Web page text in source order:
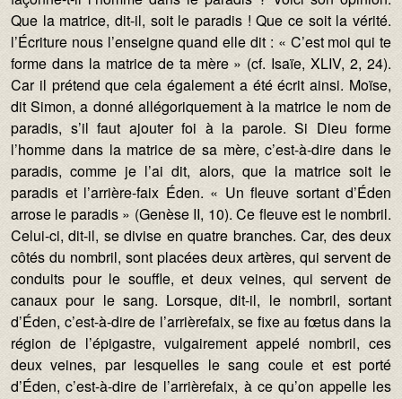
Que la matrice, dit-il, soit le paradis ! Que ce soit la vérité.
l’Écriture nous l’enseigne quand elle dit : « C’est moi qui te
forme dans la matrice de ta mère » (cf. Isaïe, XLIV, 2, 24).
Car il prétend que cela également a été écrit ainsi. Moïse,
dit Simon, a donné allégoriquement à la matrice le nom de
paradis, s’il faut ajouter foi à la parole. Si Dieu forme
l’homme dans la matrice de sa mère, c’est-à-dire dans le
paradis, comme je l’ai dit, alors, que la matrice soit le
paradis et l’arrière-faix Éden. « Un fleuve sortant d’Éden
arrose le paradis » (Genèse II, 10). Ce fleuve est le nombril.
Celui-ci, dit-il, se divise en quatre branches. Car, des deux
côtés du nombril, sont placées deux artères, qui servent de
conduits pour le souffle, et deux veines, qui servent de
canaux pour le sang. Lorsque, dit-il, le nombril, sortant
d’Éden, c’est-à-dire de l’arrièrefaix, se fixe au fœtus dans la
région de l’épigastre, vulgairement appelé nombril, ces
deux veines, par lesquelles le sang coule et est porté
d’Éden, c’est-à-dire de l’arrièrefaix, à ce qu’on appelle les